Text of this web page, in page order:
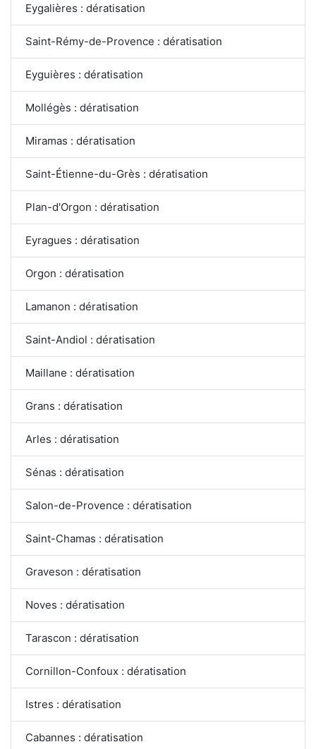
Eygalières : dératisation
Saint-Rémy-de-Provence : dératisation
Eyguières : dératisation
Mollégès : dératisation
Miramas : dératisation
Saint-Étienne-du-Grès : dératisation
Plan-d'Orgon : dératisation
Eyragues : dératisation
Orgon : dératisation
Lamanon : dératisation
Saint-Andiol : dératisation
Maillane : dératisation
Grans : dératisation
Arles : dératisation
Sénas : dératisation
Salon-de-Provence : dératisation
Saint-Chamas : dératisation
Graveson : dératisation
Noves : dératisation
Tarascon : dératisation
Cornillon-Confoux : dératisation
Istres : dératisation
Cabannes : dératisation